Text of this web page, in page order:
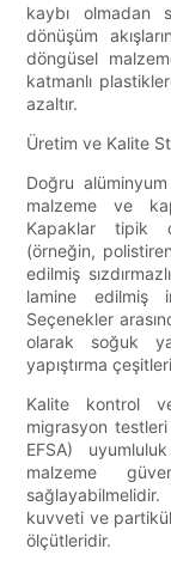
kaybı olmadan
dönüşüm
döngüsel
katmanlı
azaltır.
Üretim ve Kalite
Doğru
malzeme ve
Kapaklar tipik
(örneğin,
edilmiş
lamine edilmiş
Seçenekler
olarak soğuk
yapıştırma
Kalite kontrol
migrasyon
EFSA)
malzeme
kuvveti ve
ölçütleridir.